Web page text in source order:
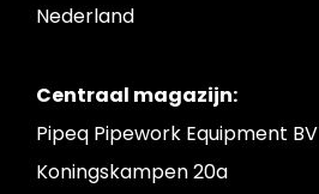
Nederland
Centraal magazijn:
Pipeq Pipework Equipment BV
Koningskampen 20a